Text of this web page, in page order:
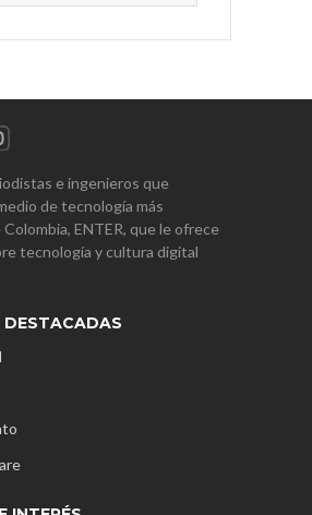
e ingenieros que
de tecnología más
ENTER, que le ofrece
tecnología y cultura digital
DESTACADAS